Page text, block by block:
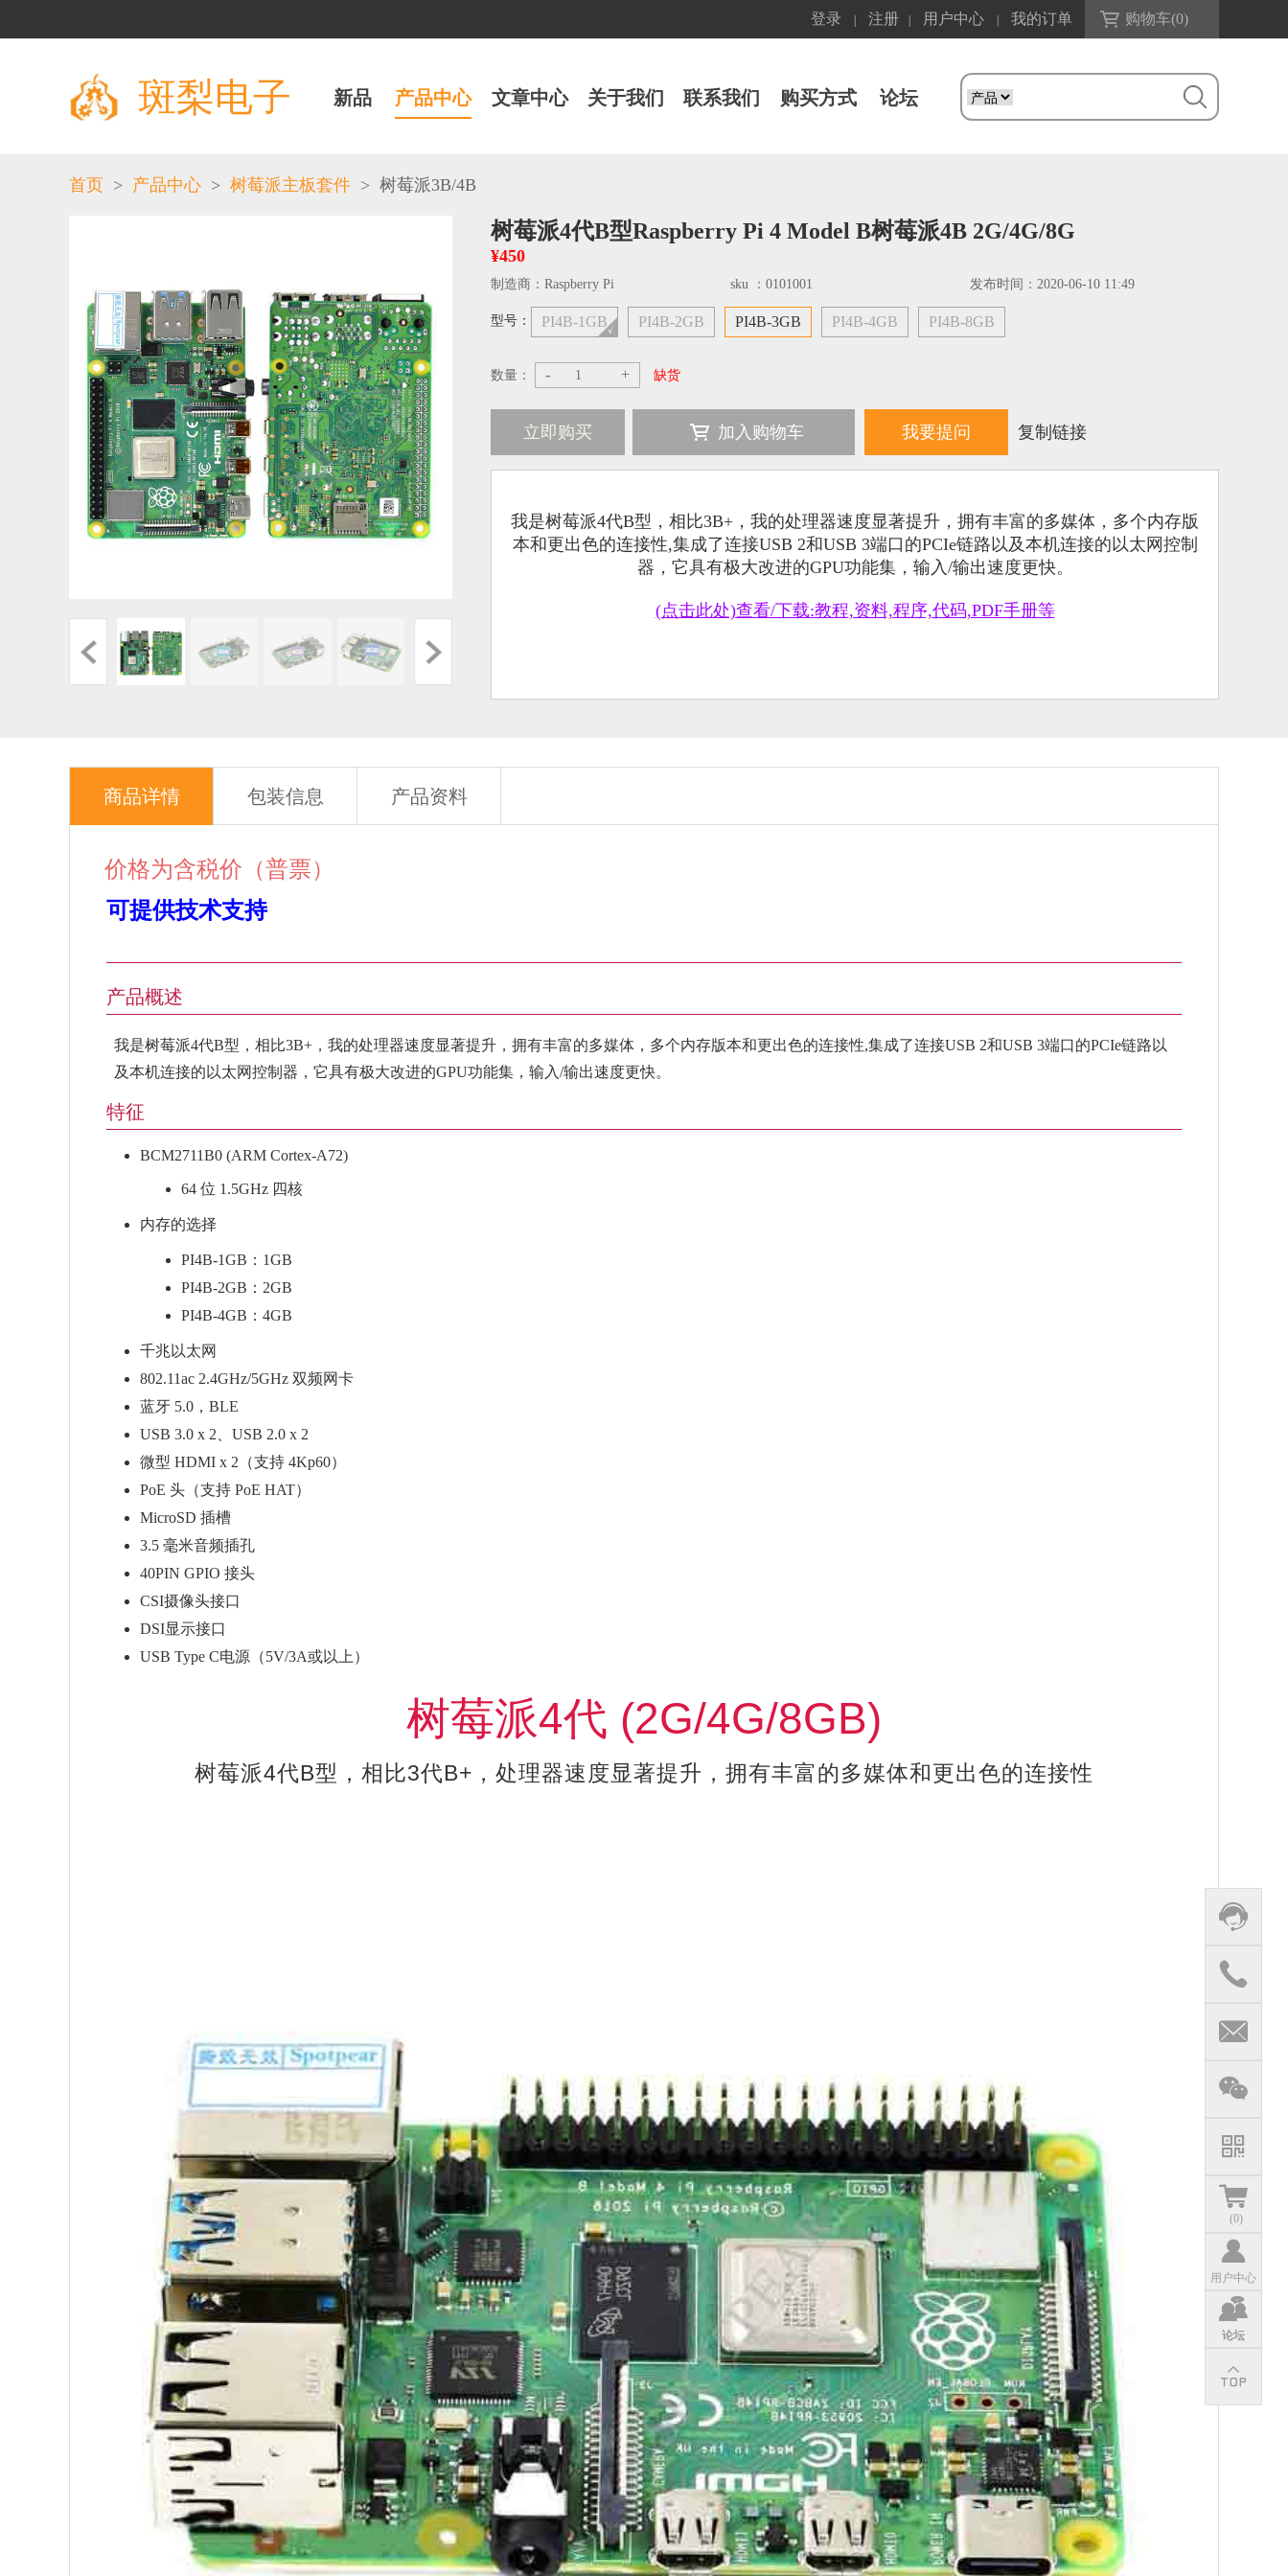
登录 注册 用户中心 我的订单 购物车(0)
斑梨电子 新品 产品中心 文章中心 关于我们 联系我们 购买方式 论坛
(0)
用户中心
论坛
首页 > 产品中心 > 树莓派主板套件 > 树莓派3B/4B
树莓派4代B型Raspberry Pi 4 Model B树莓派4B 2G/4G/8G
¥450
制造商： Raspberry Pi sku ： 0101001 发布时间： 2020-06-10 11:49
型号： PI4B-1GB PI4B-2GB PI4B-3GB PI4B-4GB PI4B-8GB
数量： - + 缺货
立即购买 加入购物车 我要提问 复制链接
我是树莓派4代B型，相比3B+，我的处理器速度显著提升，拥有丰富的多媒体，多个内存版
本和更出色的连接性,集成了连接USB 2和USB 3端口的PCIe链路以及本机连接的以太网控制
器，它具有极大改进的GPU功能集，输入/输出速度更快。
(点击此处)查看/下载:教程,资料,程序,代码,PDF手册等
商品详情 包装信息 产品资料
价格为含税价（普票）
可提供技术支持
产品概述
我是树莓派4代B型，相比3B+，我的处理器速度显著提升，拥有丰富的多媒体，多个内存版本和更出色的连接性,集成了连接USB 2和USB 3端口的PCIe链路以
及本机连接的以太网控制器，它具有极大改进的GPU功能集，输入/输出速度更快。
特征
BCM2711B0 (ARM Cortex-A72)
64 位 1.5GHz 四核
内存的选择
PI4B-1GB：1GB
PI4B-2GB：2GB
PI4B-4GB：4GB
千兆以太网
802.11ac 2.4GHz/5GHz 双频网卡
蓝牙 5.0，BLE
USB 3.0 x 2、USB 2.0 x 2
微型 HDMI x 2（支持 4Kp60）
PoE 头（支持 PoE HAT）
MicroSD 插槽
3.5 毫米音频插孔
40PIN GPIO 接头
CSI摄像头接口
DSI显示接口
USB Type C电源（5V/3A或以上）
树莓派4代 (2G/4G/8GB)
树莓派4代B型，相比3代B+，处理器速度显著提升，拥有丰富的多媒体和更出色的连接性